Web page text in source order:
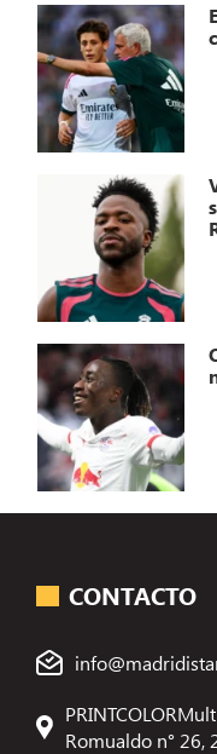
CONTACTO
Romualdo n° 26,